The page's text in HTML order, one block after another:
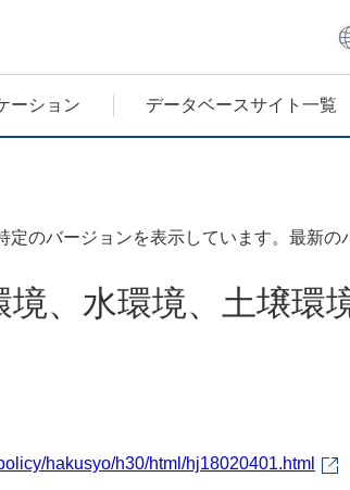
ーション データベースサイト一覧
定のバージョンを表示しています。最新の
、水環境、土壌環
hakusyo/h30/html/hj18020401.html